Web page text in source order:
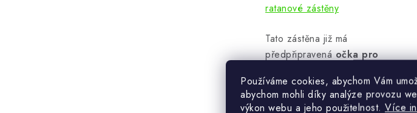
Používáme cookies, abychom Vám
abychom mohli díky analýze provozu
výkon webu a jeho použitelnost. Více
ratanové zástěny
Tato zástěna již má
předpřipravenáočka pro
Očka jsou pouze na